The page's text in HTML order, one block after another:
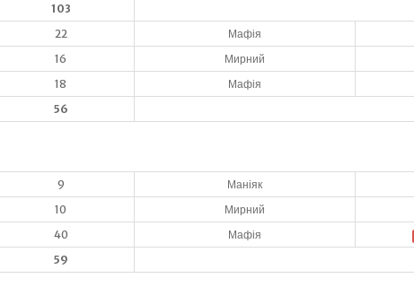
103
22 Мафія
16 Мирний
18 Мафія
56
9 Маніяк
10 Мирний
40 Мафія
59